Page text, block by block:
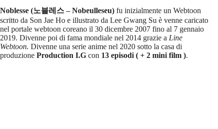
Noblesse (노블레스 – Nobeulleseu) fu inizialmente un Webtoon
scritto da Son Jae Ho e illustrato da Lee Gwang Su è venne caricato
nel portale webtoon coreano il 30 dicembre 2007 fino al 7 gennaio
2019. Divenne poi di fama mondiale nel 2014 grazie a Line
Webtoon. Divenne una serie anime nel 2020 sotto la casa di
produzione Production I.G con 13 episodi ( + 2 mini film ).